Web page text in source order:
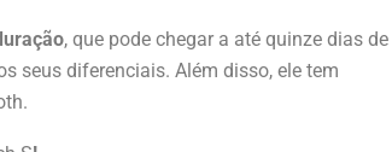
, que pode chegar a até quinze dias de
seus diferenciais. Além disso, ele tem